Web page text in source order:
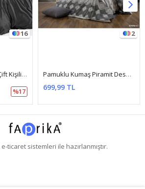
16
5 Yıldızlı Lüx Otel Tipi Çift Kişilik Lastikli Çizgili Pamuk Saten Nevresim Takımı Sıyah
%17
2
Pamuklu Kumaş Piramit Desen Çift Kişilik Nevresim Takımı Antrasit
699,99 TL
e-ticaretsistemleri ile hazırlanmıştır.